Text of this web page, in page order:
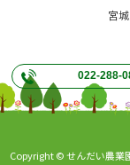
宮
022-288-
Copyright © せんだい農業